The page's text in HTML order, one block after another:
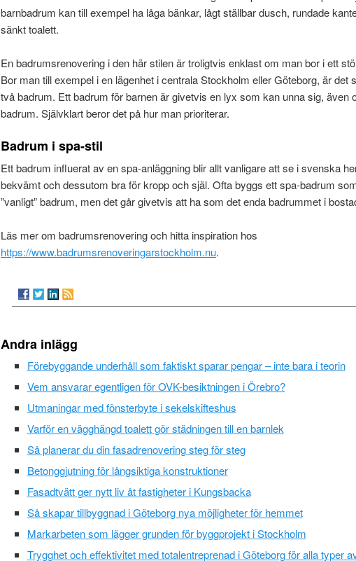
barnbadrum kan till exempel ha låga bänkar, lågt ställbar dusch, rundade
sänkt toalett.
En badrumsrenovering i den här stilen är troligtvis enklast om man bor i ett
Bor man till exempel i en lägenhet i centrala Stockholm eller Göteborg, är det
två badrum. Ett badrum för barnen är givetvis en lyx som kan unna sig, även
badrum. Självklart beror det på hur man prioriterar.
Badrum i spa-stil
Ett badrum influerat av en spa-anläggning blir allt vanligare att se i svenska
bekvämt och dessutom bra för kropp och själ. Ofta byggs ett spa-badrum
”vanligt” badrum, men det går givetvis att ha som det enda badrummet i
Läs mer om badrumsrenovering och hitta inspiration hos
https://www.badrumsrenoveringarstockholm.nu.
Andra inlägg
Förebyggande underhåll som faktiskt sparar pengar – inte bara i teorin
Vem ansvarar egentligen för OVK-besiktningen i Örebro?
Utmaningar med fönsterbyte i sekelskifteshus
Varför en vägghängd toalett gör städningen till en barnlek
Så planerar du din fasadrenovering steg för steg
Betonggjutning för långsiktiga konstruktioner
Fasadtvätt ger nytt liv åt fastigheter i Kungsbacka
Så skapar tillbyggnad i Göteborg nya möjligheter för hemmet
Markarbeten som lägger grunden för byggprojekt i Stockholm
Trygghet och effektivitet med totalentreprenad i Göteborg för alla typer